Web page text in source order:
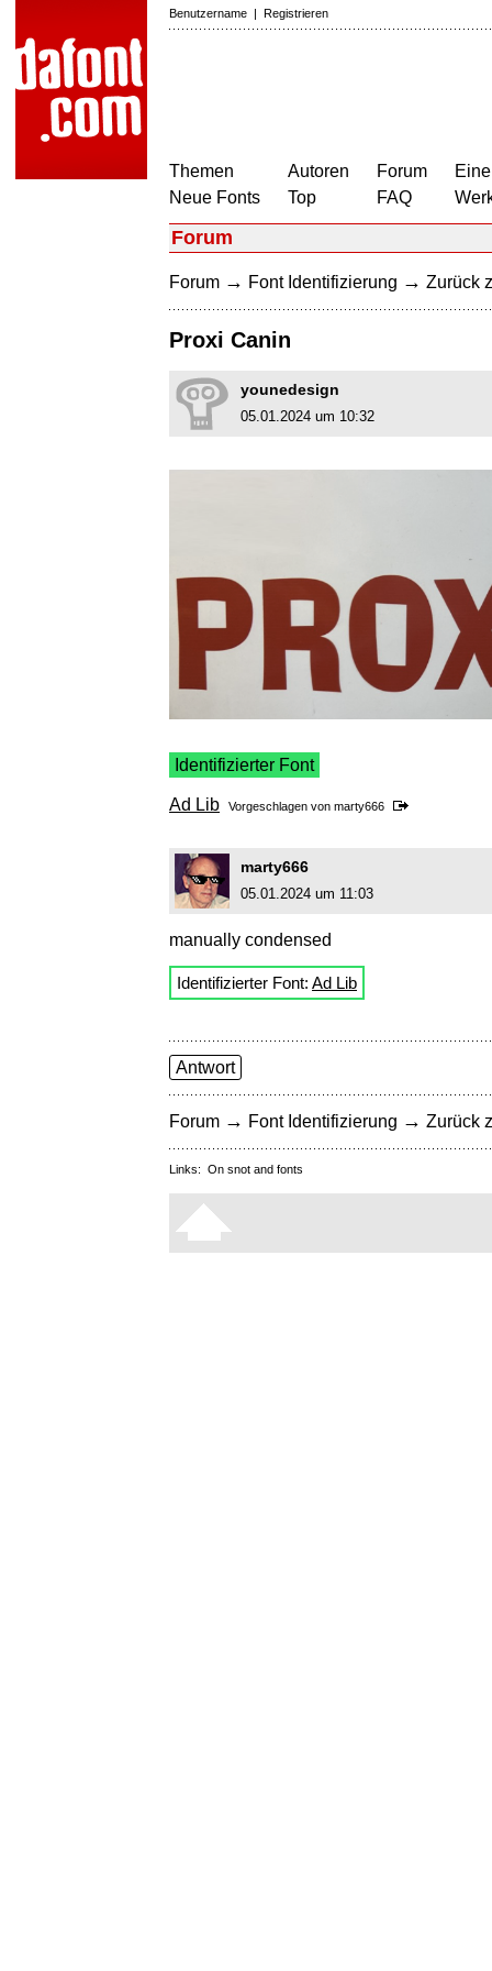
Benutzername | Registrieren
Themen
Neue Fonts
Autoren
Top
Forum
FAQ
Forum
Forum → Font Identifizierung → Zurück
Proxi Canin
younedesign
05.01.2024 um 10:32
Identifizierter Font
Ad Lib Vorgeschlagen von marty666
marty666
05.01.2024 um 11:03
manually condensed
Identifizierter Font: Ad Lib
Antwort
Forum → Font Identifizierung → Zurück
Links: On snot and fonts